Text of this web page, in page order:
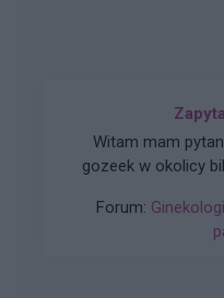
Witam mam
gozeek w okolicy
zeby sprawdził czy
Forum: